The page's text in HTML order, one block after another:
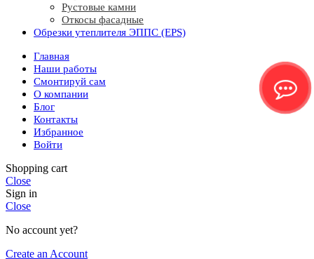
Рустовые камни
Откосы фасадные
Обрезки утеплителя ЭППС (EPS)
Главная
Наши работы
Смонтируй сам
О компании
Блог
Контакты
Избранное
Войти
Shopping cart
Close
Sign in
Close
No account yet?
Create an Account